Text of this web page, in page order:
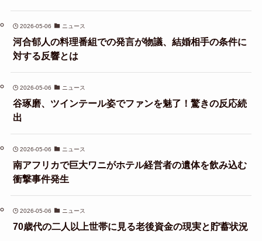
2026-05-06 ニュース
河合郁人の料理番組での発言が物議、結婚相手の条件に
対する反響とは
2026-05-06 ニュース
谷琢磨、ツインテール姿でファンを魅了！驚きの反応続
出
2026-05-06 ニュース
南アフリカで巨大ワニがホテル経営者の遺体を飲み込む
衝撃事件発生
2026-05-06 ニュース
70歳代の二人以上世帯に見る老後資金の現実と貯蓄状況